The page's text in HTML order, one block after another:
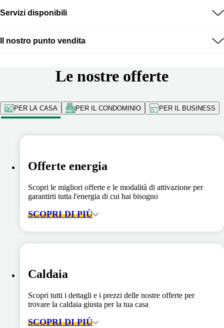
Servizi disponibili
Il nostro punto vendita
Le nostre offerte
PER LA CASA PER IL CONDOMINIO PER IL BUSINESS
Offerte energia
Scopri le migliori offerte e le modalità di attivazione per
garantirti tutta l'energia di cui hai bisogno
SCOPRI DI PIÙ
Caldaia
Scopri tutti i dettagli e i prezzi delle nostre offerte per
trovare la caldaia giusta per la tua casa
SCOPRI DI PIÙ